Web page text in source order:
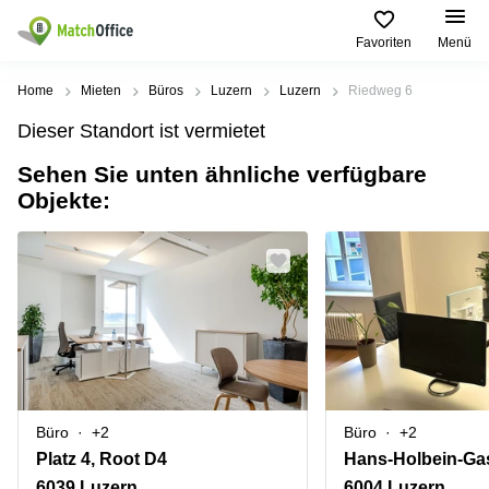
Favoriten Menü
Mieten / Vermieten
Produktseiten
Büro
Center
Coworking
Virtuelle
Büros
Besprechungsräume
Beliebte
Städte
Coworking
Zürich
Coworking
Coworking
Basel
Coworking
Luzern
Coworking
Lugano
Beliebte
Suchanfragen
Leutschenbachstrasse
95 Zürich
Bahnhofplatz
1 Zürich
Bahnhofstrasse
10 Zürich
Bahnhofstrasse
100 Zürich
Europaallee
41 Zürich
Hilfe
Über uns
Büro vermieten
Preis
Anmelden
Sprache wählen
French
Home Mieten Büros Luzern Luzern Riedweg 6
Dieser Standort ist vermietet
Sehen Sie unten ähnliche verfügbare
Objekte:
Büro +2
Platz 4, Root D4
Büro +2
Hans-Holbein-